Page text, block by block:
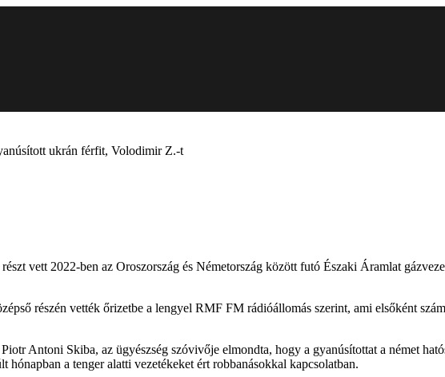
ukrán férfit, Volodimir Z.-t
vett 2022-ben az Oroszország és Németország között futó Északi Áramlat
részén vették őrizetbe a lengyel RMF FM rádióállomás szerint, ami elsőként
Antoni Skiba, az ügyészség szóvivője elmondta, hogy a gyanúsítottat a német
hónapban a tenger alatti vezetékeket ért robbanásokkal kapcsolatban.